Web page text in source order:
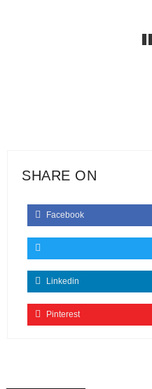
SHARE ON
Facebook
Linkedin
Pinterest